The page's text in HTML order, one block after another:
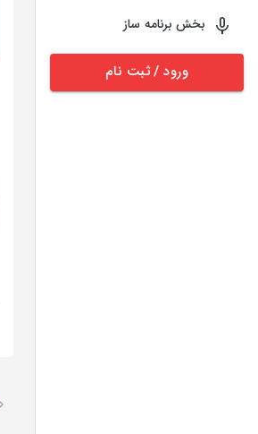
بخش برنامه ساز
ورود / ثبت نام